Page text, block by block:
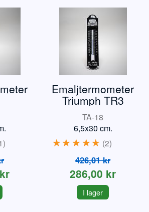
Emaljtermometer
Triumph TR3
TA-18
6,5x30 cm.
2
426,01 kr
286,00 kr
I lager